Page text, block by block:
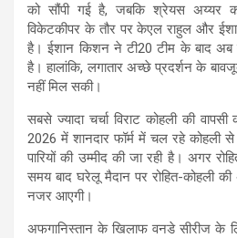
को सौंपी गई है, जबकि श्रेयस अय्यर
विकेटकीपर के तौर पर केएल राहुल और
है। ईशान किशन ने टी20 टीम के बाद अब
है। हालांकि, लगातार अच्छे प्रदर्शन के
नहीं मिल सकी।
सबसे ज्यादा चर्चा विराट कोहली की
2026 में शानदार फॉर्म में चल रहे कोहली
पारियों की उम्मीद की जा रही है। अगर
समय बाद घरेलू मैदान पर रोहित-कोहली
नजर आएगी।
अफगानिस्तान के खिलाफ वनडे सीरीज के